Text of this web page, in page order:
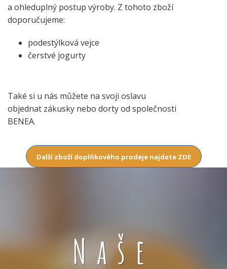
a ohleduplný postup výroby. Z tohoto zboží
doporučujeme:
podestýlková vejce
čerstvé jogurty
Také si u nás můžete na svoji oslavu
objednat zákusky nebo dorty od společnosti
BENEA.
Další zboží doplňkového prodeje najdete ZDE
Naše